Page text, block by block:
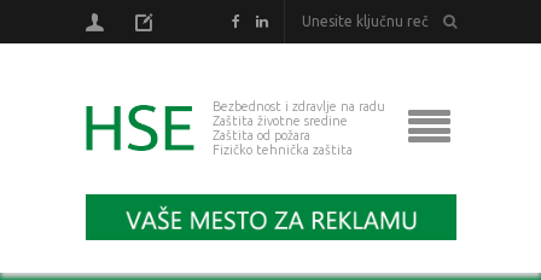
Bezbednost i zdravlje na radu
Zaštita životne sredine
Zaštita od požara
Fizičko tehnička zaštita